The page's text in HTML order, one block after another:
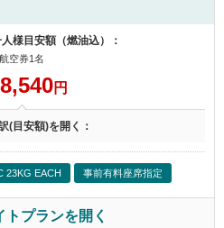
様目安額（燃油込）：
航空券1名
円
(目安額)を開く：
23KG EACH 事前有料座席指定
トプランを開く